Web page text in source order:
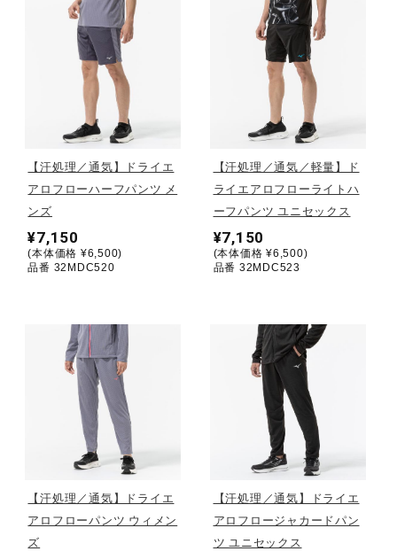
ソフトボール
柔道
ウィンタースポーツ
ウォーキングシューズ
ライフスタイルグッズ
インナー
寝具／ミズノスリープ
アウトドア／レイン
【汗処理／通気】ドライエ
アロフローハーフパンツ メ
ンズ
¥7,150
(本体価格 ¥6,500)
品番 32MDC520
【汗処理／通気／軽量】ド
ライエアロフローライトハ
ーフパンツ ユニセックス
¥7,150
(本体価格 ¥6,500)
品番 32MDC523
【汗処理／通気】ドライエ
アロフローパンツ ウィメン
ズ
【汗処理／通気】ドライエ
アロフロージャカードパン
ツ ユニセックス